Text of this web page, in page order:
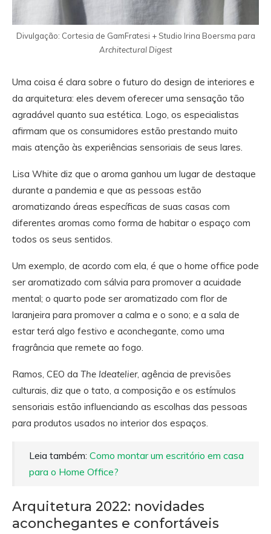
Divulgação: Cortesia de GamFratesi + Studio Irina Boersma para
Architectural Digest
Uma coisa é clara sobre o futuro do design de interiores e
da arquitetura: eles devem oferecer uma sensação tão
agradável quanto sua estética. Logo, os especialistas
afirmam que os consumidores estão prestando muito
mais atenção às experiências sensoriais de seus lares.
Lisa White diz que o aroma ganhou um lugar de destaque
durante a pandemia e que as pessoas estão
aromatizando áreas específicas de suas casas com
diferentes aromas como forma de habitar o espaço com
todos os seus sentidos.
Um exemplo, de acordo com ela, é que o home office pode
ser aromatizado com sálvia para promover a acuidade
mental; o quarto pode ser aromatizado com flor de
laranjeira para promover a calma e o sono; e a sala de
estar terá algo festivo e aconchegante, como uma
fragrância que remete ao fogo.
Ramos, CEO da The Ideatelier, agência de previsões
culturais, diz que o tato, a composição e os estímulos
sensoriais estão influenciando as escolhas das pessoas
para produtos usados no interior dos espaços.
Leia também: Como montar um escritório em casa
para o Home Office?
Arquitetura 2022: novidades
aconchegantes e confortáveis